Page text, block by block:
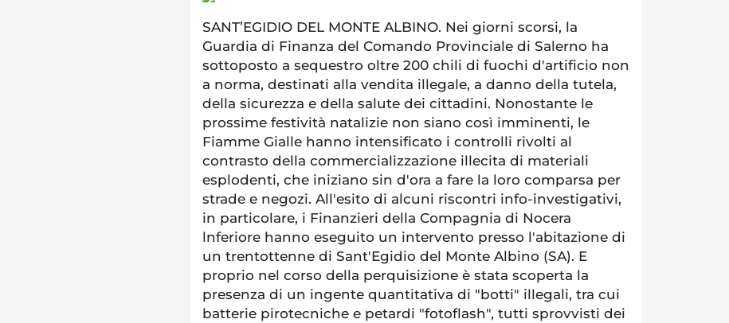
SANT’EGIDIO DEL MONTE ALBINO. Nei giorni scorsi, la
Guardia di Finanza del Comando Provinciale di Salerno ha
sottoposto a sequestro oltre 200 chili di fuochi d'artificio non
a norma, destinati alla vendita illegale, a danno della tutela,
della sicurezza e della salute dei cittadini. Nonostante le
prossime festività natalizie non siano così imminenti, le
Fiamme Gialle hanno intensificato i controlli rivolti al
contrasto della commercializzazione illecita di materiali
esplodenti, che iniziano sin d'ora a fare la loro comparsa per
strade e negozi. All'esito di alcuni riscontri info-investigativi,
in particolare, i Finanzieri della Compagnia di Nocera
lnferiore hanno eseguito un intervento presso l'abitazione di
un trentottenne di Sant'Egidio del Monte Albino (SA). E
proprio nel corso della perquisizione è stata scoperta la
presenza di un ingente quantitativa di "botti" illegali, tra cui
batterie pirotecniche e petardi "fotoflash", tutti sprovvisti dei